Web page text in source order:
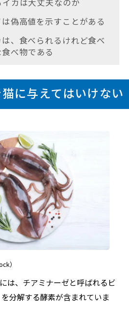
カは大丈夫なのか
偽高値を示すことがある
、食べられるけれど食べ
べ物である
に与えてはいけない
）
は、チアミナーゼと呼ばれるビ
分解する酵素が含まれていま